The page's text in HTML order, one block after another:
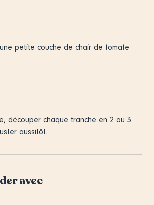
petite couche de chair de tomate
découper chaque tranche en 2 ou 3
aussitôt.
avec